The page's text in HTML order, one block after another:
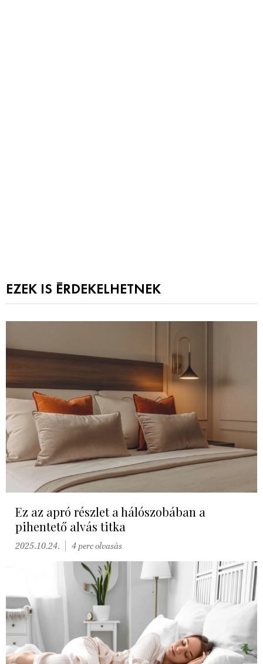
EZEK IS ÉRDEKELHETNEK
Ez az apró részlet a hálószobában a
pihentető alvás titka
2025.10.24. 4 perc olvasás